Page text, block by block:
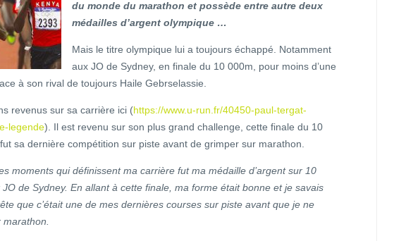
du monde du marathon et possède entre autre deux
médailles d’argent olympique …
Mais le titre olympique lui a toujours échappé. Notamment
aux JO de Sydney, en finale du 10 000m, pour moins d’une
à son rival de toujours Haile Gebrselassie.
revenus sur sa carrière ici (https://www.u-run.fr/40450-paul-tergat-
legende). Il est revenu sur son plus grand challenge, cette finale du 10
sa dernière compétition sur piste avant de grimper sur marathon.
moments qui définissent ma carrière fut ma médaille d’argent sur 10
de Sydney. En allant à cette finale, ma forme était bonne et je savais
que c’était une de mes dernières courses sur piste avant que je ne